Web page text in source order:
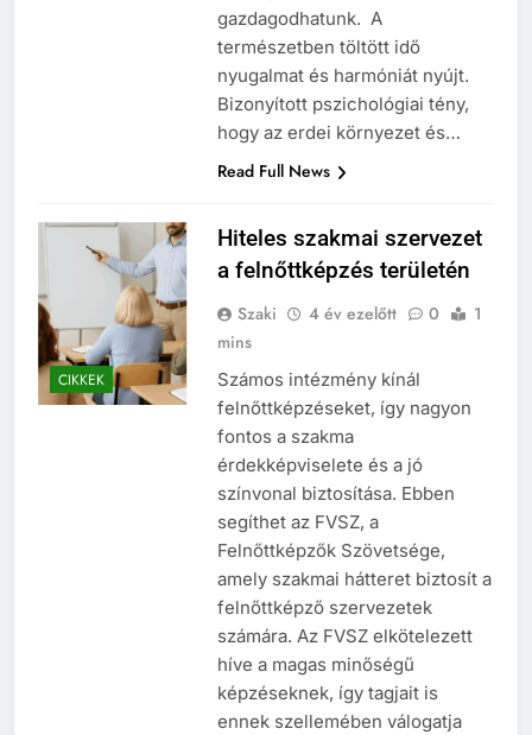
gazdagodhatunk. A
természetben töltött idő
nyugalmat és harmóniát nyújt.
Bizonyított pszichológiai tény,
hogy az erdei környezet és…
Read Full News
CIKKEK
Hiteles szakmai szervezet
a felnőttképzés területén
Szaki 4 év ezelőtt 0
1
mins
Számos intézmény kínál
felnőttképzéseket, így nagyon
fontos a szakma
érdekképviselete és a jó
színvonal biztosítása. Ebben
segíthet az FVSZ, a
Felnőttképzők Szövetsége,
amely szakmai hátteret biztosít a
felnőttképző szervezetek
számára. Az FVSZ elkötelezett
híve a magas minőségű
képzéseknek, így tagjait is
ennek szellemében válogatja